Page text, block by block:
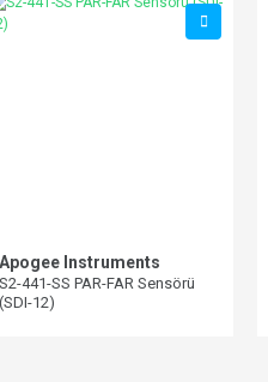
Apogee Instruments
S2-441-SS PAR-FAR Sensörü
(SDI-12)